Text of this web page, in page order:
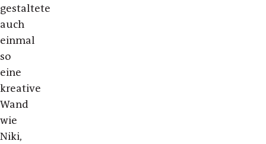
gestaltete
auch
einmal
so
eine
kreative
Wand
wie
Niki,